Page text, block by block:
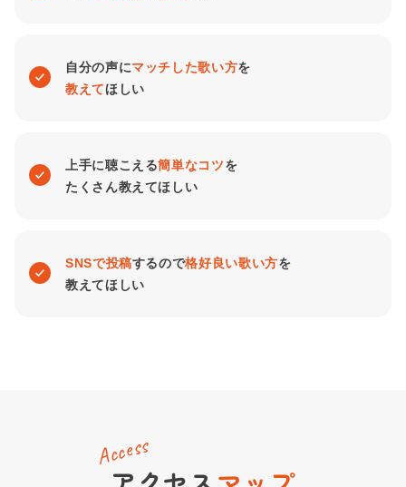
自分の声にマッチした歌い方を
教えてほしい
上手に聴こえる簡単なコツを
たくさん教えてほしい
SNSで投稿するので格好良い歌い方を
教えてほしい
Access